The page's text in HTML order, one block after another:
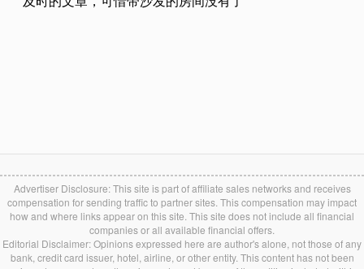
Advertiser Disclosure: This site is part of affiliate sales networks and receives
compensation for sending traffic to partner sites. This compensation may impact
how and where links appear on this site. This site does not include all financial
companies or all available financial offers.
Editorial Disclaimer: Opinions expressed here are author's alone, not those of any
bank, credit card issuer, hotel, airline, or other entity. This content has not been